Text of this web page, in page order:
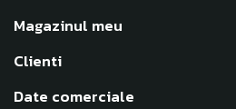
Magazinul meu
Clienti
Date comerciale